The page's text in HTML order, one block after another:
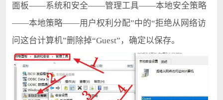
面板——系统和安全——管理工具——本地安全策略
——本地策略——用户权利分配”中的“拒绝从网络访
问这台计算机”删除掉“Guest”，确定以保存。